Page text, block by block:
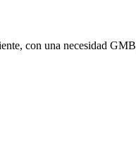
con una necesidad